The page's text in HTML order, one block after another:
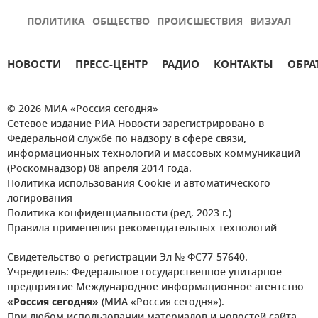
ПОЛИТИКА ОБЩЕСТВО ПРОИСШЕСТВИЯ ВИЗУАЛ
НОВОСТИ ПРЕСС-ЦЕНТР РАДИО КОНТАКТЫ
© 2026 МИА «Россия сегодня»
Сетевое издание РИА Новости зарегистрировано в
Федеральной службе по надзору в сфере связи,
информационных технологий и массовых коммуникаций
(Роскомнадзор) 08 апреля 2014 года.
Политика использования Cookie и автоматического
логирования
Политика конфиденциальности (ред. 2023 г.)
Правила применения рекомендательных технологий
Свидетельство о регистрации Эл № ФС77-57640.
Учредитель: Федеральное государственное унитарное
предприятие Международное информационное агентство
«Россия сегодня» (МИА «Россия сегодня»).